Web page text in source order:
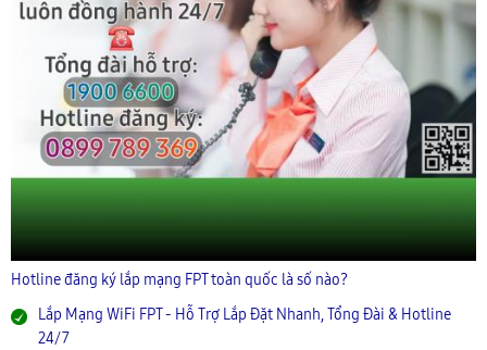
Hotline đăng ký lắp mạng FPT toàn quốc là số nào?
Lắp Mạng WiFi FPT - Hỗ Trợ Lắp Đặt Nhanh, Tổng Đài & Hotline
24/7